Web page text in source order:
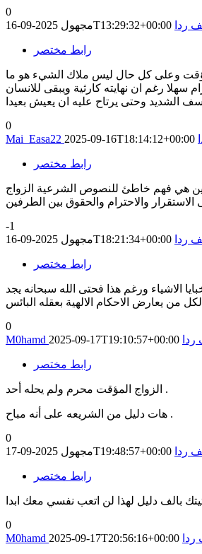
0
مجهول2025-09-16T13:29:32+00:00 ردا
رابط مختصر
وعلى كل حال ليس ملاك الشيء هو ما
سهلا رغم ان نهايته كارثية ويبقى للانسان
0
Mai_Easa22 2025-09-16T18:14:12+00:00
رابط مختصر
هي فهم خاطئ للنصوص الشرعية الزواج
الاستقرار والاحترام والحقوق بين الطرفين
-1
مجهول2025-09-16T18:21:34+00:00 ردا
رابط مختصر
الاشياء ورغم هذا فحتى الله سبحانه يجد
0
M0hamd 2025-09-17T19:10:57+00:00
رابط مختصر
الزواج المؤقت محرم ولم يحله أحد .
هات دليل من الشريعه على أنه مباح .
0
مجهول2025-09-17T19:48:57+00:00 ردا
رابط مختصر
بالف دليل لهذا لن اتعب نفسي معك ابدا
0
M0hamd 2025-09-17T20:56:16+00:00